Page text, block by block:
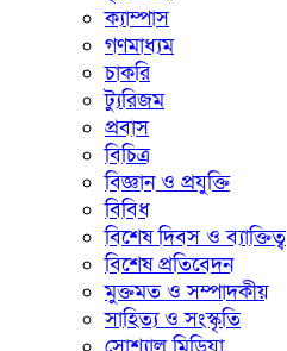
ক্যাম্পাস
গণমাধ্যম
চাকরি
ট্যুরিজম
প্রবাস
বিচিত্র
বিজ্ঞান ও প্রযুক্তি
বিবিধ
বিশেষ দিবস ও ব্যাক্তিত্ব
বিশেষ প্রতিবেদন
মুক্তমত ও সম্পাদকীয়
সাহিত্য ও সংস্কৃতি